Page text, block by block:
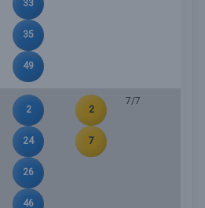
33
35
49
2
24
26
46
2
7
7/7